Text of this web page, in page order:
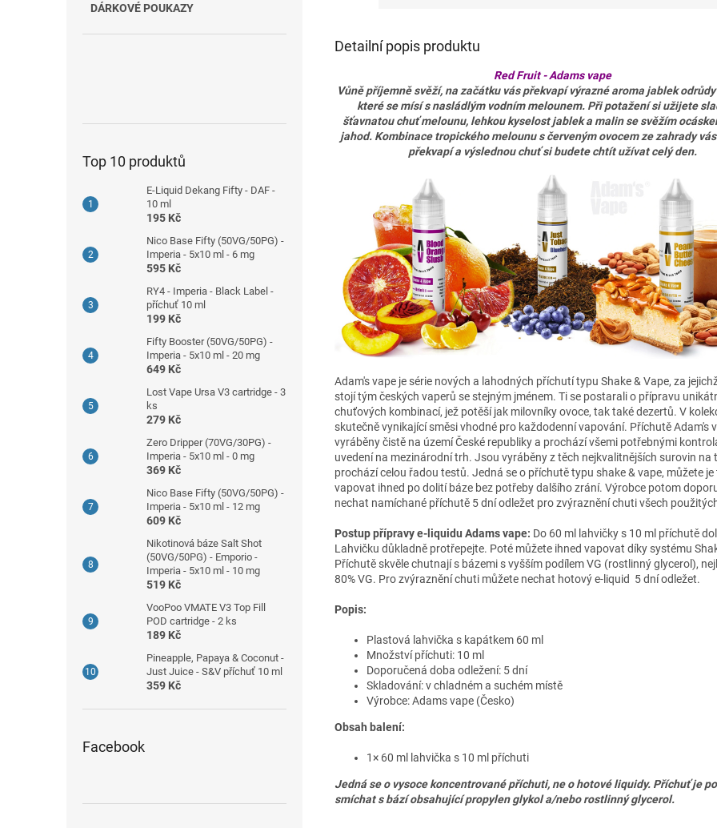
DÁRKOVÉ POUKAZY
Top 10 produktů
E-Liquid Dekang Fifty - DAF -
10 ml
195 Kč
Nico Base Fifty (50VG/50PG) -
Imperia - 5x10 ml - 6 mg
595 Kč
RY4 - Imperia - Black Label -
příchuť 10 ml
199 Kč
Fifty Booster (50VG/50PG) -
Imperia - 5x10 ml - 20 mg
649 Kč
Lost Vape Ursa V3 cartridge - 3
ks
279 Kč
Zero Dripper (70VG/30PG) -
Imperia - 5x10 ml - 0 mg
369 Kč
Nico Base Fifty (50VG/50PG) -
Imperia - 5x10 ml - 12 mg
609 Kč
Nikotinová báze Salt Shot
(50VG/50PG) - Emporio -
Imperia - 5x10 ml - 10 mg
519 Kč
VooPoo VMATE V3 Top Fill
POD cartridge - 2 ks
189 Kč
Pineapple, Papaya & Coconut -
Just Juice - S&V příchuť 10 ml
359 Kč
Facebook
Detailní popis produktu
Red Fruit - Adams vape
Vůně příjemně svěží, na začátku vás překvapí výrazné aroma jablek
které se mísí s nasládlým vodním melounem. Při potažení si užijete
šťavnatou chuť melounu, lehkou kyselost jablek a malin se svěžím
jahod. Kombinace tropického melounu s červeným ovocem ze zahrady
překvapí a výslednou chuť si budete chtít užívat celý den.
Adam's vape je série nových a lahodných příchutí typu Shake & Vape, za
stojí tým českých vaperů se stejným jménem. Ti se postarali o přípravu
chuťových kombinací, jež potěší jak milovníky ovoce, tak také dezertů. V
skutečně vynikající směsi vhodné pro každodenní vapování. Příchutě Adam's
vyráběny čistě na území České republiky a prochází všemi potřebnými
uvedení na mezinárodní trh. Jsou vyráběny z těch nejkvalitnějších surovin na
prochází celou řadou testů. Jedná se o příchutě typu shake & vape, můžete je
vapovat ihned po dolití báze bez potřeby dalšího zrání. Výrobce potom
nechat namíchané příchutě 5 dní odležet pro zvýraznění chuti všech
Postup přípravy e-liquidu Adams vape: Do 60 ml lahvičky s 10 ml příchutě
Lahvičku důkladně protřepejte. Poté můžete ihned vapovat díky systému
Příchutě skvěle chutnají s bázemi s vyšším podílem VG (rostlinný glycerol),
80% VG. Pro zvýraznění chuti můžete nechat hotový e-liquid 5 dní odležet.
Popis:
Plastová lahvička s kapátkem 60 ml
Množství příchuti: 10 ml
Doporučená doba odležení: 5 dní
Skladování: v chladném a suchém místě
Výrobce:Adams vape (Česko)
Obsah balení:
1× 60 ml lahvička s 10 ml příchuti
Jedná se o vysoce koncentrované příchuti, ne o hotové liquidy. Příchuť je
smíchat s bází obsahující propylen glykol a/nebo rostlinný glycerol.